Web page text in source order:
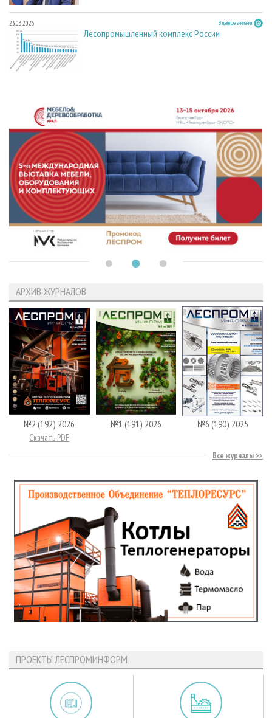
23.03.2026 В центре внимания
Лесопромышленный комплекс России
АРХИВ ЖУРНАЛОВ
№2 (192) 2026
Скачать PDF
№1 (191) 2026 №6 (190) 2025
Все журналы
ПРОЕКТЫ ЛЕСПРОМИНФОРМ